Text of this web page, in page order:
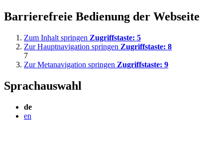
Barrierefreie Bedienung der Webseite
Zum Inhalt springen Zugriffstaste: 5
Zur Hauptnavigation springen Zugriffstaste: 8
7
Zur Metanavigation springen Zugriffstaste: 9
Sprachauswahl
de
en